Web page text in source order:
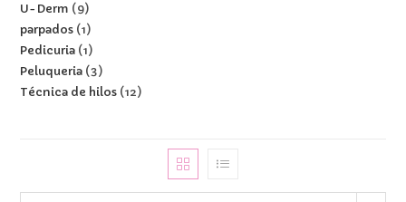
U-Derm
9
parpados 1
Pedicuria 1
Peluqueria 3
Técnica de hilos 12